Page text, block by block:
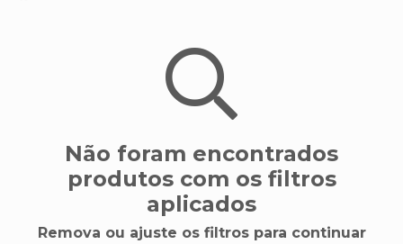
Não foram encontrados
produtos com os filtros
aplicados
Remova ou ajuste os filtros para continuar